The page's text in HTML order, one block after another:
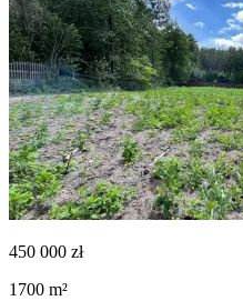
450 000 zł
1700 m²